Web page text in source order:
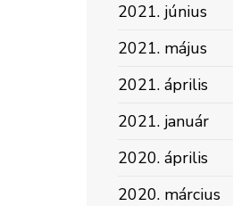
2021. június
2021. május
2021. április
2021. január
2020. április
2020. március